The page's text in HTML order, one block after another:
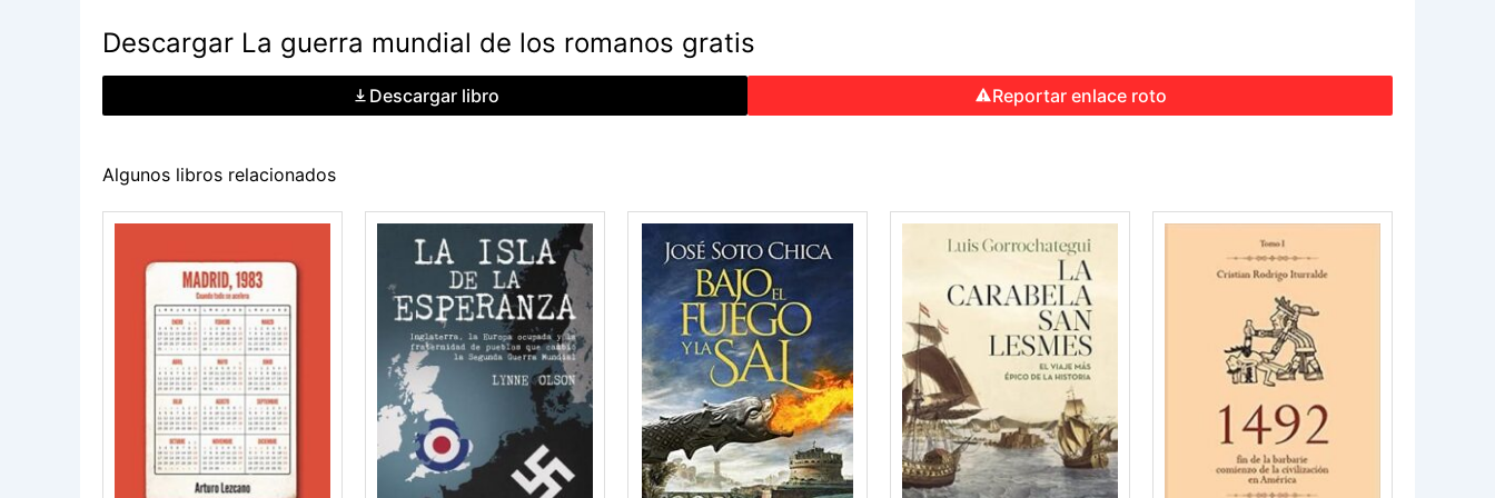
Descargar La guerra mundial de los romanos gratis
Descargar libro Reportar enlace roto
Algunos libros relacionados